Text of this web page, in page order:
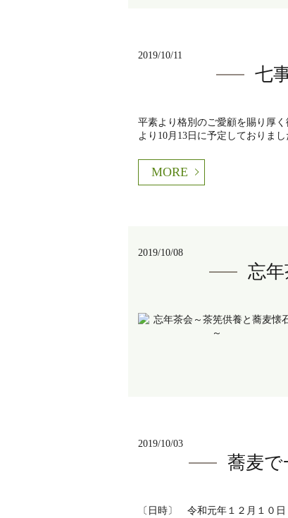
2019/10/11
七
平素より格別のご愛顧を賜り厚
より10月13日に予定しておりま
MORE
2019/10/08
忘
2019/10/03
蕎麦で
〔日時〕 令和元年１２月１